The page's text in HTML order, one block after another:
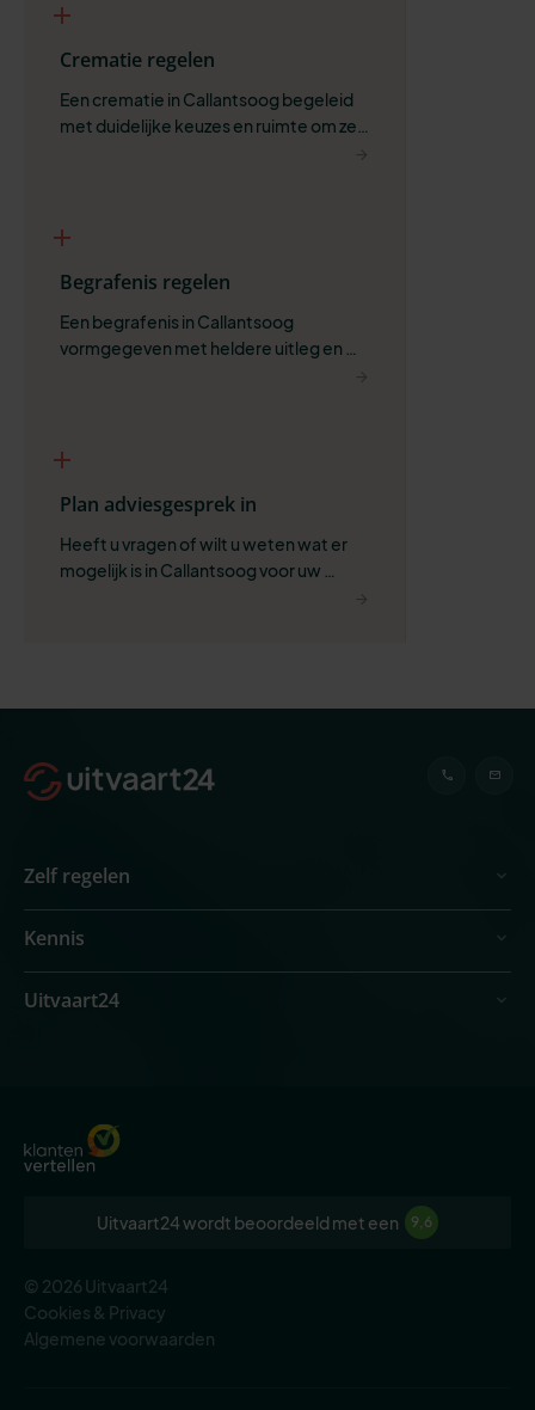
Crematie regelen
Een crematie in Callantsoog begeleid
met duidelijke keuzes en ruimte om zelf
Begrafenis regelen
Een begrafenis in Callantsoog
vormgegeven met heldere uitleg en
Plan adviesgesprek in
Heeft u vragen of wilt u weten wat er
mogelijk is in Callantsoog voor uw
Zelf regelen
Kennis
Uitvaart24
Uitvaart24 wordt beoordeeld met een 9,6
© 2026 Uitvaart24
Cookies & Privacy
Algemene voorwaarden